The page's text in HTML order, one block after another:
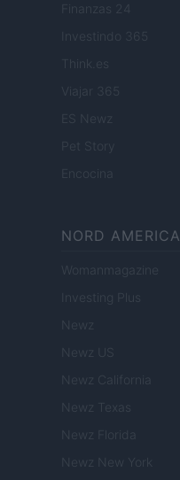
Finanzas 24
Investindo 365
Viajar 365
ES Newz
Pet Story
Encocina
NORD AMERICA
Womanmagazine
Investing Plus
Newz
Newz US
Newz California
Newz Texas
Newz Florida
Newz New York